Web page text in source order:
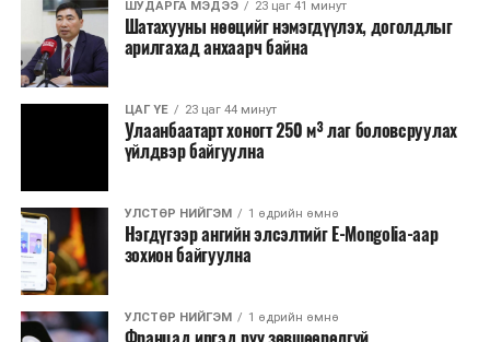
тасралтгүй зохион байгуулагдаж ирсэн бөгөөд АНУ-
ын Эх орончдын өдөрт зориулан дөрөвдүгээр сарын
гурав дахь Даваа гаригт уламжлал болгон явуулдаг.
Олон улсын марафоны тэмцээнүүд дундаас нэр
хүндээрээ тэргүүлэх энэхүү уралдаанд оролцохын
тулд гүйгчид тодорхой босго хугацаа давсан байх
шаардлагатай нь онцлог юм.
ШУДАРГА МЭДЭЭ 23 цаг 41 минут
Шатахууны нөөцийг нэмэгдүүлэх, доголдлыг
арилгахад анхаарч байна
ЦАГ ҮЕ 23 цаг 44 минут
Улаанбаатарт хоногт 250 м³ лаг боловсруулах
үйлдвэр байгуулна
УЛСТӨР НИЙГЭМ 1 өдрийн өмнө
Нэгдүгээр ангийн элсэлтийг E-Mongolia-аар
зохион байгуулна
УЛСТӨР НИЙГЭМ 1 өдрийн өмнө